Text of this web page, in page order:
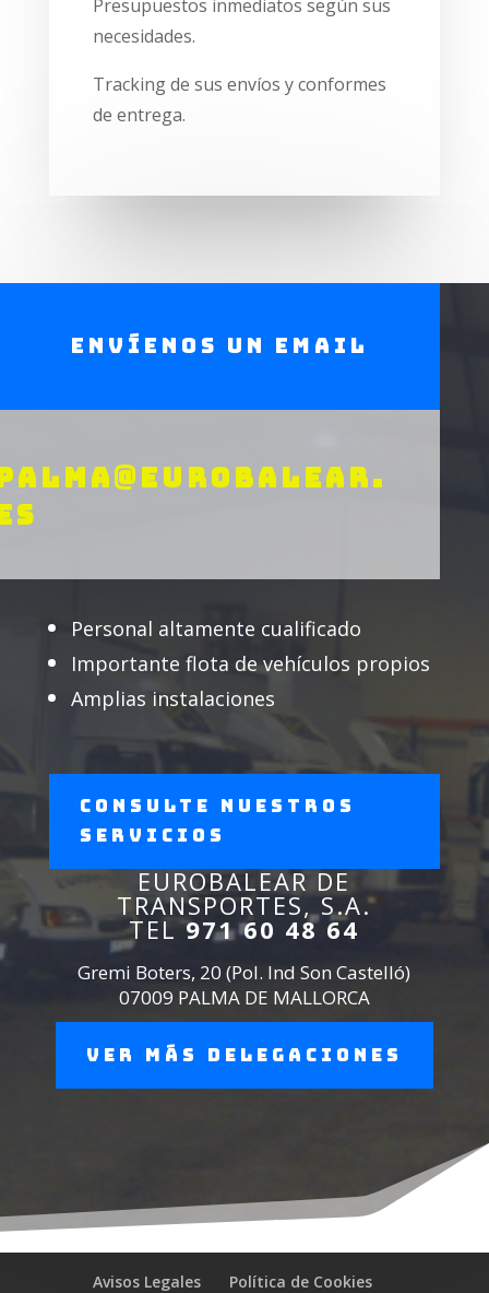
Presupuestos inmediatos según sus
necesidades.
Tracking de sus envíos y conformes
de entrega.
Envíenos un email
Personal altamente cualificado
Importante flota de vehículos propios
Amplias instalaciones
Consulte nuestros
servicios
EUROBALEAR DE
TRANSPORTES, S.A.
TEL971 60 48 64
Gremi Boters, 20 (Pol. Ind Son Castelló)
07009 PALMA DE MALLORCA
Ver más delegaciones
Avisos Legales Política de Cookies